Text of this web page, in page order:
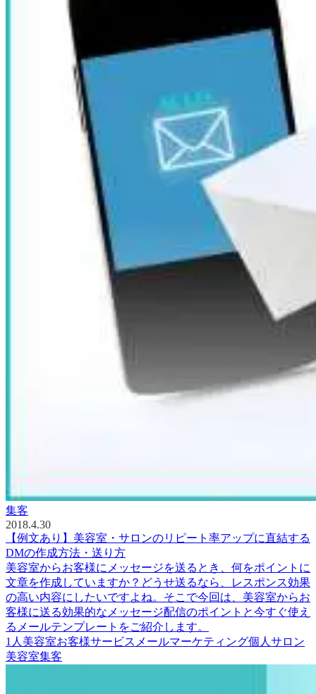
集客
2018.4.30
【例文あり】美容室・サロンのリピート率アップに直結する
DMの作成方法・送り方
美容室からお客様にメッセージを送るとき、何をポイントに
文章を作成していますか？どうせ送るなら、レスポンス効果
の高い内容にしたいですよね。そこで今回は、美容室からお
客様に送る効果的なメッセージ配信のポイントと今すぐ使え
るメールテンプレートをご紹介します。
1人美容室お客様サービス メールマーケティング個人サロン
美容室集客